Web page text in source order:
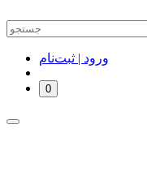
ورود | ثبت‌نام
0